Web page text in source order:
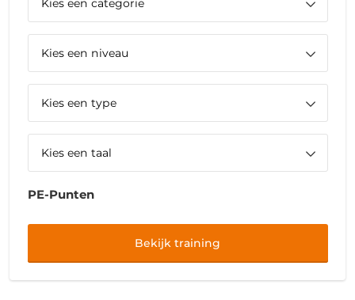
PE-Punten
Bekijk training